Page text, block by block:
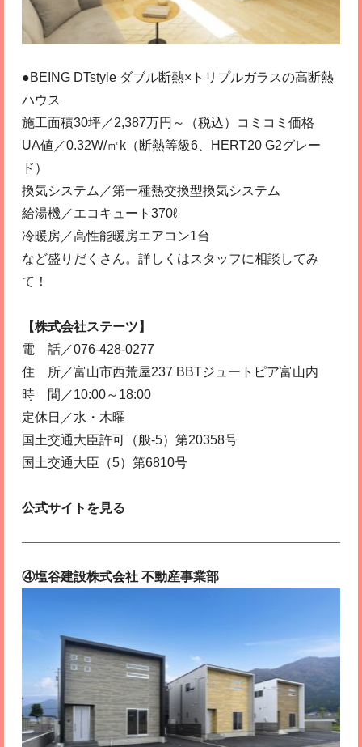
●BEING DTstyle ダブル断熱×トリプルガラスの高断熱
ハウス
施工面積30坪／2,387万円～（税込）コミコミ価格
UA値／0.32W/㎡k（断熱等級6、HERT20 G2グレー
ド）
換気システム／第一種熱交換型換気システム
給湯機／エコキュート370ℓ
冷暖房／高性能暖房エアコン1台
など盛りだくさん。詳しくはスタッフに相談してみ
て！
【株式会社ステーツ】
電 話／076-428-0277
住 所／富山市西荒屋237 BBTジュートピア富山内
時 間／10:00～18:00
定休日／水・木曜
国土交通大臣許可（般-5）第20358号
国土交通大臣（5）第6810号
公式サイトを見る
④塩谷建設株式会社 不動産事業部